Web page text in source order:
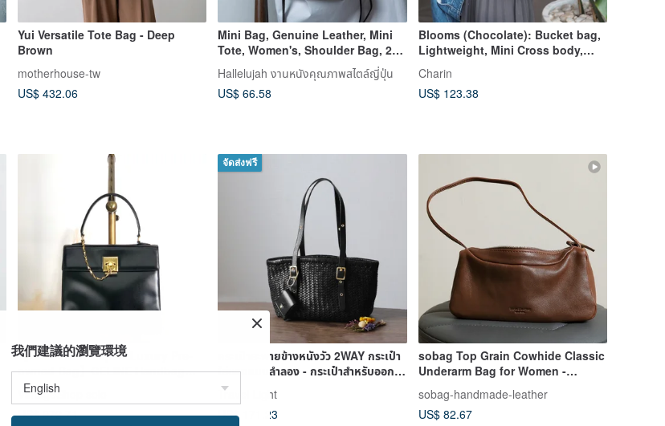
Yui Versatile Tote Bag - Deep
Brown
motherhouse-tw
US$ 432.06
Mini Bag, Genuine Leather, Mini
Tote, Women's, Shoulder Bag, 2-
Way, Bag
Hallelujah งานหนังคุณภาพสไตล์ญี่ปุ่น
US$ 66.58
Blooms (Chocolate): Bucket bag,
Lightweight, Mini Cross body,
Brown
Charin
US$ 123.38
【Direct from Japan Luxury Pre-
owned Bag】CELINE Handbag
Black Gancini Mantle Leather
Vintage Old gpjwxc
VintageShop solo
US$ 972.71
จัดส่งฟรี
กระเป๋าสะพายข้างหนังวัว 2WAY กระเป๋า
ใส่ของแบบลำลอง - กระเป๋าสำหรับออก
เดท - สีดำ
Travel Light
US$ 171.23
sobag Top Grain Cowhide Classic
Underarm Bag for Women -
Commuting - Genuine Leather
Chic Handheld Purse
sobag-handmade-leather
US$ 82.67
我們建議的瀏覽環境